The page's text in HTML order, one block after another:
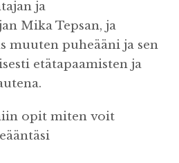
ja
Mika Tepsan, ja
muuten puheääni ja sen
etätapaamisten ja
opit miten voit